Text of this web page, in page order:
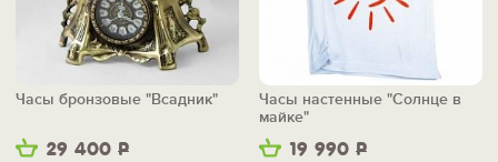
29 400 Р
Часы бронзовые "Всадник"
19 990 Р
Часы настенные "Солнце в
майке"